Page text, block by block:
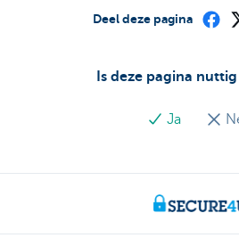
Is deze pagina
Ja
Deel deze pagina